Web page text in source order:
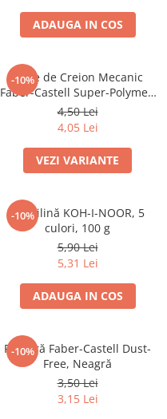
ADAUGA IN COS
-10%
Mine de Creion Mecanic
Faber-Castell Super-Polymer,
0,7 mm, HB/B, 12 Bucăți
4,50 Lei
4,05 Lei
VEZI VARIANTE
-10%
Plastilină KOH-I-NOOR, 5
culori, 100 g
5,90 Lei
5,31 Lei
ADAUGA IN COS
-10%
Radieră Faber-Castell Dust-
Free, Neagră
3,50 Lei
3,15 Lei